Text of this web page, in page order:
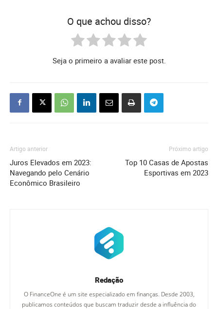
O que achou disso?
Seja o primeiro a avaliar este post.
Artigo anterior
Juros Elevados em 2023:
Navegando pelo Cenário
Econômico Brasileiro
Próximo artigo
Top 10 Casas de Apostas
Esportivas em 2023
Redação
O FinanceOne é um site especializado em finanças. Desde 2003,
publicamos conteúdos que buscam traduzir desde a influência do